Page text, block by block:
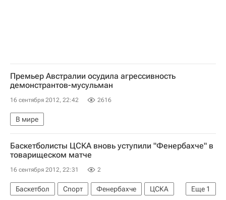
Премьер Австралии осудила агрессивность
демонстрантов-мусульман
16 сентября 2012, 22:42 2616
В мире
Баскетболисты ЦСКА вновь уступили "Фенербахче" в
товарищеском матче
16 сентября 2012, 22:31 2
Еще 1
Баскетбол Спорт Фенербахче
ЦСКА